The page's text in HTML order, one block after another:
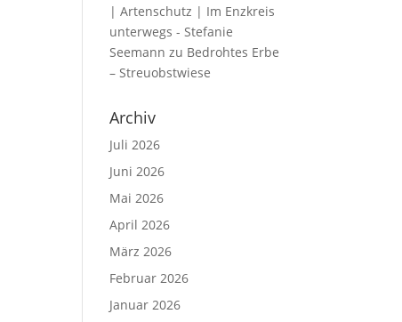
| Artenschutz | Im Enzkreis
unterwegs - Stefanie
Seemann zu Bedrohtes Erbe
– Streuobstwiese
Archiv
Juli 2026
Juni 2026
Mai 2026
April 2026
März 2026
Februar 2026
Januar 2026